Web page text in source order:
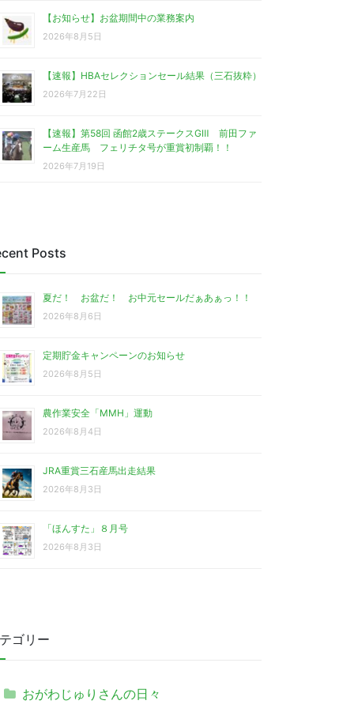
【お知らせ】お盆期間中の業務案内
2026年8月5日
【速報】HBAセレクションセール結果（三石抜粋）
2026年7月22日
【速報】第58回 函館2歳ステークスGⅢ 前田ファ
ーム生産馬 フェリチタ号が重賞初制覇！！
2026年7月19日
Posts
夏だ！ お盆だ！ お中元セールだぁあぁっ！！
2026年8月6日
定期貯金キャンペーンのお知らせ
2026年8月5日
農作業安全「MMH」運動
2026年8月4日
JRA重賞三石産馬出走結果
2026年8月3日
「ほんすた」８月号
2026年8月3日
ゴリー
おがわじゅりさんの日々